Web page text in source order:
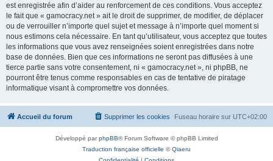
est enregistrée afin d’aider au renforcement de ces conditions. Vous acceptez
le fait que « gamocracy.net » ait le droit de supprimer, de modifier, de déplacer
ou de verrouiller n’importe quel sujet et message à n’importe quel moment si
nous estimons cela nécessaire. En tant qu’utilisateur, vous acceptez que toutes
les informations que vous avez renseignées soient enregistrées dans notre
base de données. Bien que ces informations ne seront pas diffusées à une
tierce partie sans votre consentement, ni « gamocracy.net », ni phpBB, ne
pourront être tenus comme responsables en cas de tentative de piratage
informatique visant à compromettre vos données.
Accueil du forum Fuseau horaire sur UTC+02:00
Supprimer les cookies
Développé parphpBB® Forum Software © phpBB Limited
Traduction française officielle ©Qiaeru